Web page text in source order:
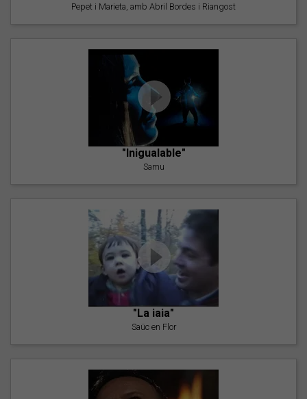
Pepet i Marieta, amb Abril Bordes i Riangost
"Inigualable"
Samu
"La iaia"
Saüc en Flor